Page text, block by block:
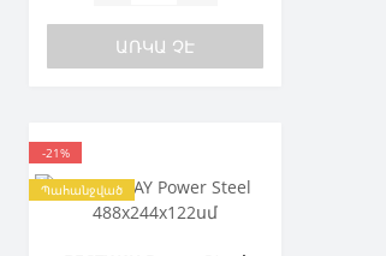
ԱՌԿԱ ՉԷ
-21%
Պահանջված